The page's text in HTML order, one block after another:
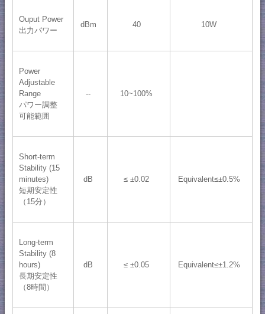
Ouput Power
出力パワー
dBm 40 10W
Power
Adjustable
Range
パワー調整
可能範囲
-- 10~100%
Short-term
Stability (15
minutes)
短期安定性
（15分）
dB ≤ ±0.02 Equivalent≤±0.5%
Long-term
Stability (8
hours)
長期安定性
（8時間）
dB ≤ ±0.05 Equivalent≤±1.2%